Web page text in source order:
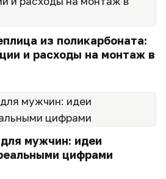
из поликарбоната:
и расходы на монтаж в
мужчин: идеи
цифрами